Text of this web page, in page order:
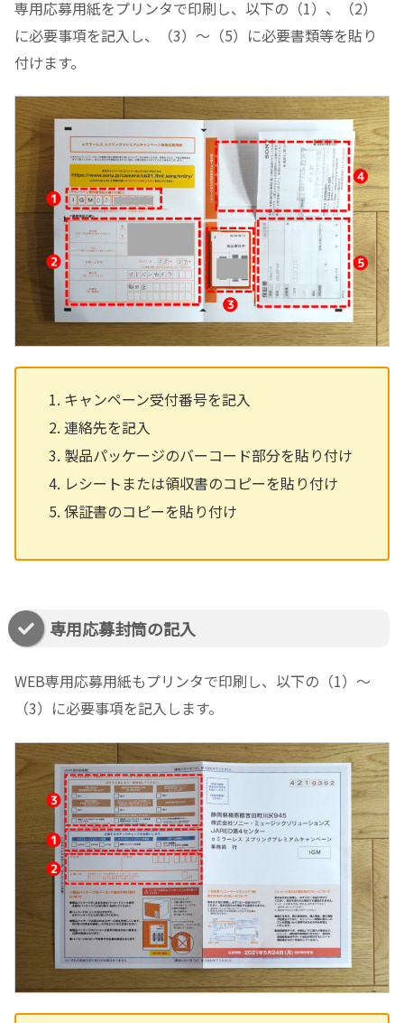
専用応募用紙をプリンタで印刷し、以下の（1）、（2）
に必要事項を記入し、（3）～（5）に必要書類等を貼り
付けます。
キャンペーン受付番号を記入
連絡先を記入
製品パッケージのバーコード部分を貼り付け
レシートまたは領収書のコピーを貼り付け
保証書のコピーを貼り付け
専用応募封筒の記入
WEB専用応募用紙もプリンタで印刷し、以下の（1）～
（3）に必要事項を記入します。